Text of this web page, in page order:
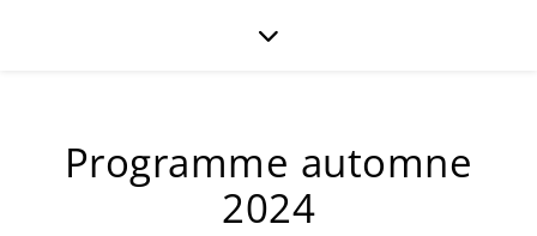
Programme automne
2024